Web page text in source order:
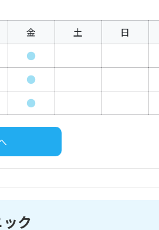
金 土 日
●
●
●
ク